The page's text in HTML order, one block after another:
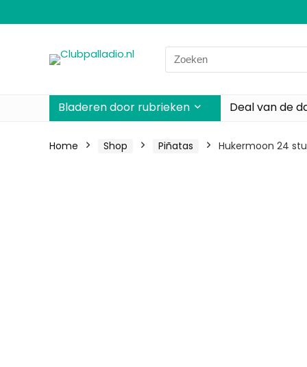
Search
for:
Bladeren door rubrieken Deal van de
Home Shop Piñatas Hukermoon 24